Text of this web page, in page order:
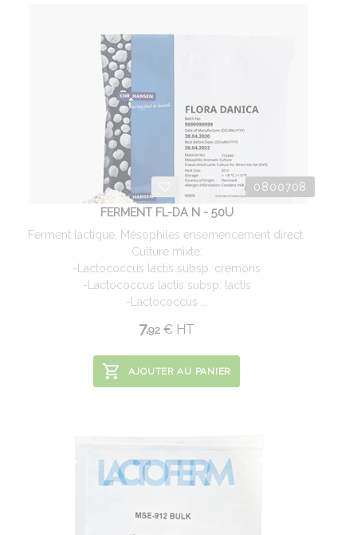
0800708
FERMENT FL-DA N - 50U
Ferment lactique. Mésophiles ensemencement direct.
Culture mixte:
-Lactococcus lactis subsp. cremoris
-Lactococcus lactis subsp. lactis
-Lactococcus ...
7.92 € HT
AJOUTER AU PANIER